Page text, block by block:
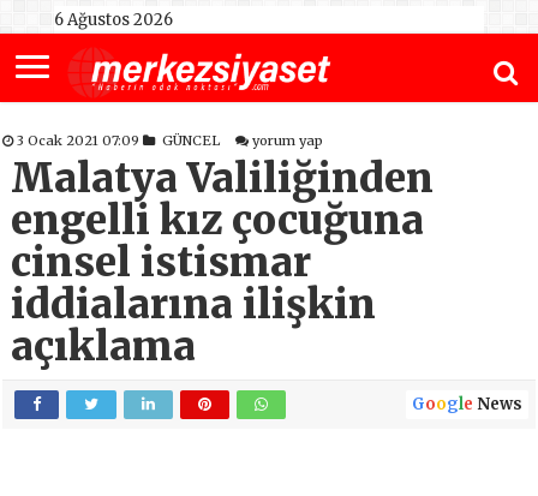
6 Ağustos 2026
3 Ocak 2021 07:09 GÜNCEL yorum yap
Malatya Valiliğinden
engelli kız çocuğuna
cinsel istismar
iddialarına ilişkin
açıklama
Google News